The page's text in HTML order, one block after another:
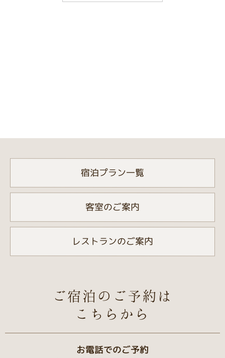
宿泊プラン一覧
客室のご案内
レストランのご案内
ご宿泊のご予約は
こちらから
お電話でのご予約